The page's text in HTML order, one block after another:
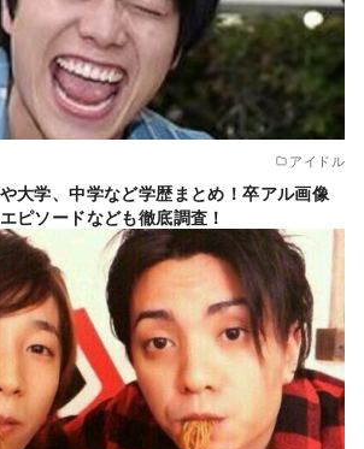
アイドル
大学、中学など学歴まとめ！卒アル画像
ピソードなども徹底調査！